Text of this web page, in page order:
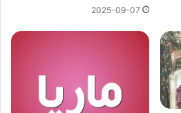
2025-09-07